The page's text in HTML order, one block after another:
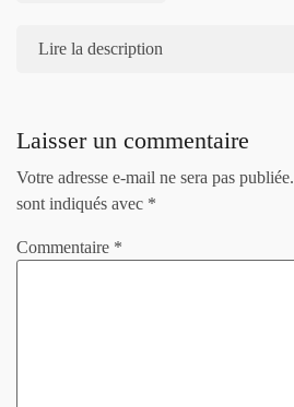
Lire la description
Laisser un commentaire
Votre adresse e-mail ne sera pas publiée.
sont indiqués avec *
Commentaire *